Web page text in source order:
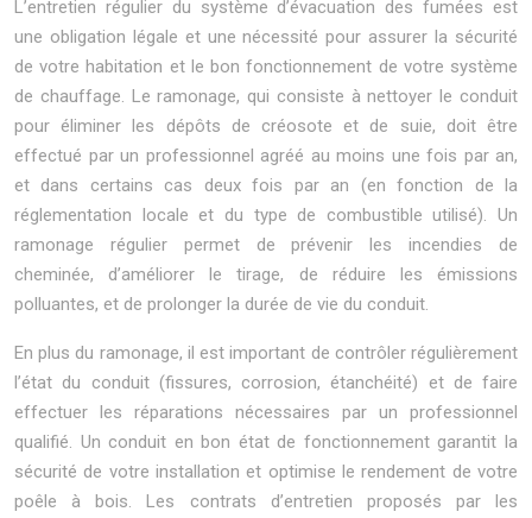
L’entretien régulier du système d’évacuation des fumées est
une obligation légale et une nécessité pour assurer la sécurité
de votre habitation et le bon fonctionnement de votre système
de chauffage. Le ramonage, qui consiste à nettoyer le conduit
pour éliminer les dépôts de créosote et de suie, doit être
effectué par un professionnel agréé au moins une fois par an,
et dans certains cas deux fois par an (en fonction de la
réglementation locale et du type de combustible utilisé). Un
ramonage régulier permet de prévenir les incendies de
cheminée, d’améliorer le tirage, de réduire les émissions
polluantes, et de prolonger la durée de vie du conduit.
En plus du ramonage, il est important de contrôler régulièrement
l’état du conduit (fissures, corrosion, étanchéité) et de faire
effectuer les réparations nécessaires par un professionnel
qualifié. Un conduit en bon état de fonctionnement garantit la
sécurité de votre installation et optimise le rendement de votre
poêle à bois. Les contrats d’entretien proposés par les